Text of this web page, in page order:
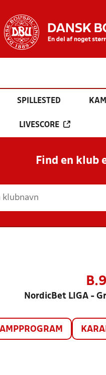
SPILLESTED
LIVESCORE
Find en klub
NordicBet LIGA -